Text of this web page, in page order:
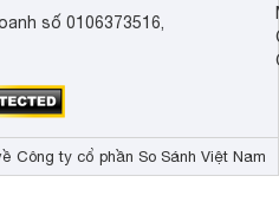
số 0106373516,
Công ty cổ phần So Sánh Việt Nam